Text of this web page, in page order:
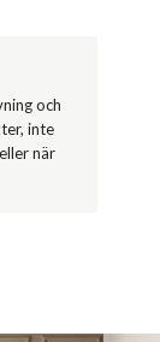
och
inte
när